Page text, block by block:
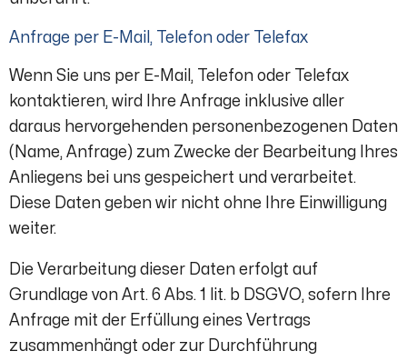
Anfrage per E-Mail, Telefon oder Telefax
Wenn Sie uns per E-Mail, Telefon oder Telefax
kontaktieren, wird Ihre Anfrage inklusive aller
daraus hervorgehenden personenbezogenen Daten
(Name, Anfrage) zum Zwecke der Bearbeitung Ihres
Anliegens bei uns gespeichert und verarbeitet.
Diese Daten geben wir nicht ohne Ihre Einwilligung
weiter.
Die Verarbeitung dieser Daten erfolgt auf
Grundlage von Art. 6 Abs. 1 lit. b DSGVO, sofern Ihre
Anfrage mit der Erfüllung eines Vertrags
zusammenhängt oder zur Durchführung